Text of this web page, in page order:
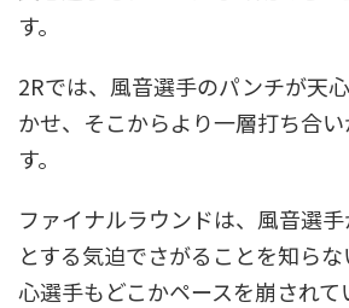
す。
2Rでは、風音選手のパンチが天
かせ、そこからより一層打ち合
す。
ファイナルラウンドは、風音選
とする気迫でさがることを知ら
心選手もどこかペースを崩されて